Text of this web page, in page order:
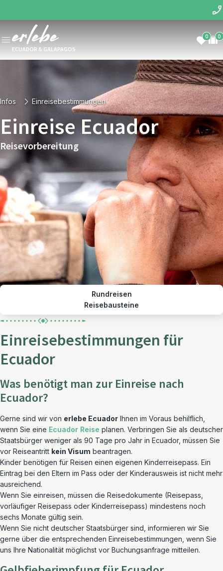
ECUADOR & GALAPAGOS
0 0
Infos Einreisebestimmungen
Einreise Ecuador
Reisevorbereitung
Rundreisen
Reisebausteine
Einreisebestimmungen für
Ecuador
Was benötigt man zur Einreise nach
Ecuador?
Gerne sind wir von erlebe Ecuador Ihnen im Voraus behilflich,
wenn Sie eine Ecuador Reise planen. Verbringen Sie als deutscher
Staatsbürger weniger als 90 Tage pro Jahr in Ecuador, müssen Sie
vor Reiseantritt kein Visum beantragen.
Kinder benötigen für Reisen einen eigenen Kinderreisepass. Ein
Eintrag bei den Eltern im Pass oder der Kinderausweis ist nicht mehr
ausreichend.
Wenn Sie einreisen, müssen die Reisedokumente (Reisepass,
vorläufiger Reisepass oder Kinderreisepass) mindestens noch
sechs Monate gültig sein.
Wenn Sie nicht deutscher Staatsbürger sind, informieren wir Sie
gerne über die entsprechenden Einreisebestimmungen, wenn Sie
uns Ihre Nationalität möglichst vor Buchungsanfrage mitteilen.